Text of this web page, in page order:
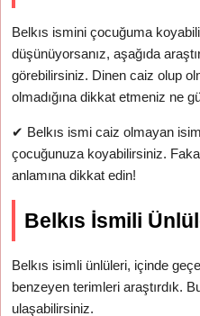
Belkıs ismini çocuğuma
düşünüyorsanız, aşağıda
görebilirsiniz. Dinen caiz olup
olmadığına dikkat etmeniz ne
✔ Belkıs ismi caiz olmayan
çocuğunuza koyabilirsiniz.
anlamına dikkat edin!
Belkıs İsmili
Belkıs isimli ünlüleri, içinde
benzeyen terimleri araştırdık.
ulaşabilirsiniz.